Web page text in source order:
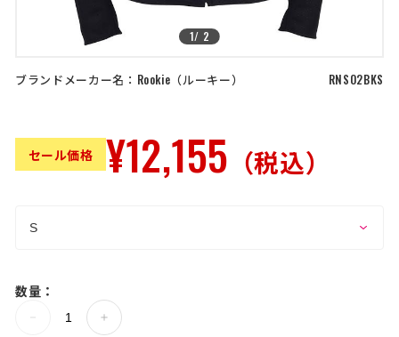
カスタマーハラスメントに対する方
1/ 2
ブランドメーカー名： Rookie ルーキー RNS02BKS
セール価格 ¥12,155 （税込）
数量：